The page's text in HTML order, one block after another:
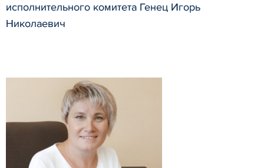
исполнительного комитета Генец Игорь
Николаевич